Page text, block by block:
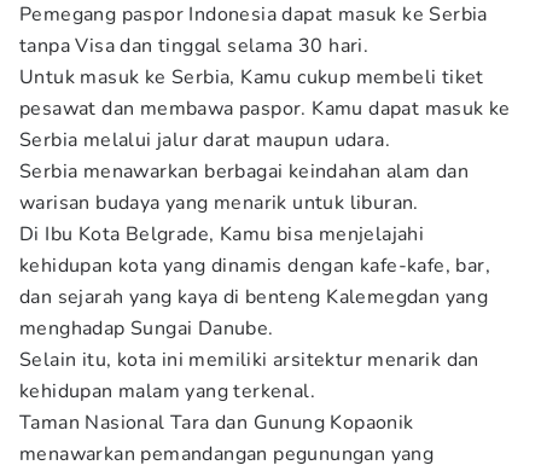
Pemegang paspor Indonesia dapat masuk ke Serbia
tanpa Visa dan tinggal selama 30 hari.
Untuk masuk ke Serbia, Kamu cukup membeli tiket
pesawat dan membawa paspor. Kamu dapat masuk ke
Serbia melalui jalur darat maupun udara.
Serbia menawarkan berbagai keindahan alam dan
warisan budaya yang menarik untuk liburan.
Di Ibu Kota Belgrade, Kamu bisa menjelajahi
kehidupan kota yang dinamis dengan kafe-kafe, bar,
dan sejarah yang kaya di benteng Kalemegdan yang
menghadap Sungai Danube.
Selain itu, kota ini memiliki arsitektur menarik dan
kehidupan malam yang terkenal.
Taman Nasional Tara dan Gunung Kopaonik
menawarkan pemandangan pegunungan yang